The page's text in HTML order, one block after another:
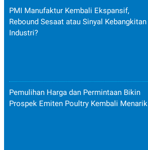
PMI Manufaktur Kembali Ekspansif,
Rebound Sesaat atau Sinyal Kebangkitan
Industri?
Pemulihan Harga dan Permintaan Bikin
Prospek Emiten Poultry Kembali Menarik